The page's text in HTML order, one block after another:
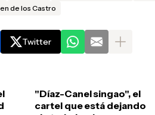
de los Castro
Twitter
"Díaz-Canel singao", el
cartel que está dejando